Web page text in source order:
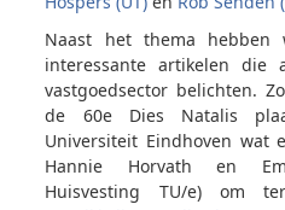
Naast het thema hebben
interessante artikelen die
vastgoedsector belichten.
de 60e Dies Natalis
Universiteit Eindhoven wat
Hannie Horvath en
Huisvesting TU/e) om